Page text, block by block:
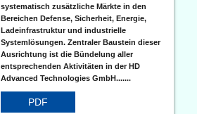
systematisch zusätzliche Märkte in den
Bereichen Defense, Sicherheit, Energie,
Ladeinfrastruktur und industrielle
Systemlösungen. Zentraler Baustein dieser
Ausrichtung ist die Bündelung aller
entsprechenden Aktivitäten in der HD
Advanced Technologies GmbH.......
PDF